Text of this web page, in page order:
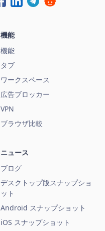
機能
機能
タブ
ワークスペース
広告ブロッカー
VPN
ブラウザ比較
ニュース
ブログ
デスクトップ版スナップショ
ット
Android スナップショット
iOS スナップショット